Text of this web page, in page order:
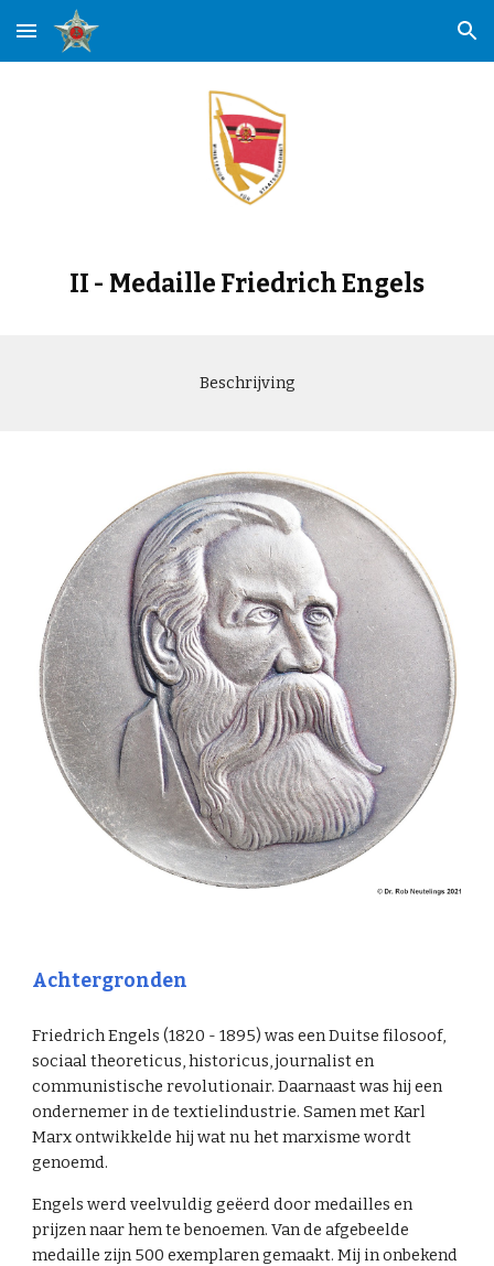
Skip to main content Skip to navigation
II - Medaille Friedrich Engels
Beschrijving
Achtergronden
Friedrich Engels (1820 - 1895) was een Duitse filosoof,
sociaal theoreticus, historicus, journalist en
communistische revolutionair. Daarnaast was hij een
ondernemer in de textielindustrie. Samen met Karl
Marx ontwikkelde hij wat nu het marxisme wordt
genoemd.
Engels werd veelvuldig geëerd door medailles en
prijzen naar hem te benoemen. Van de afgebeelde
medaille zijn 500 exemplaren gemaakt. Mij in onbekend